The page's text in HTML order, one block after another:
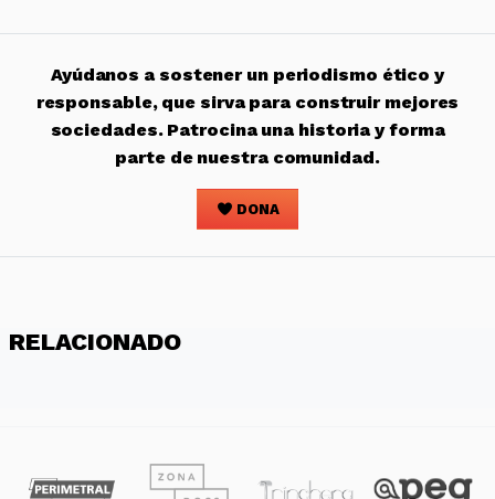
Ayúdanos a sostener un periodismo ético y
responsable, que sirva para construir mejores
sociedades. Patrocina una historia y forma
parte de nuestra comunidad.
DONA
RELACIONADO